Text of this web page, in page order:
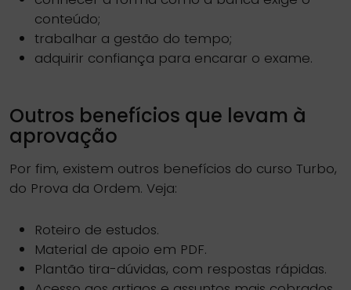
conteúdo;
trabalhar a gestão do tempo;
adquirir confiança para encarar o exame.
Outros benefícios que levam à
aprovação
Por fim, existem outros benefícios do curso Turbo,
do Prova da Ordem. Veja:
Roteiro de estudos.
Material de apoio em PDF.
Plantão tira-dúvidas, com respostas rápidas.